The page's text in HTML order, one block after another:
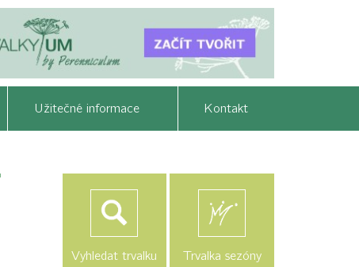
Užitečné informace Kontakt
Vyhledat trvalku Trvalka sezóny